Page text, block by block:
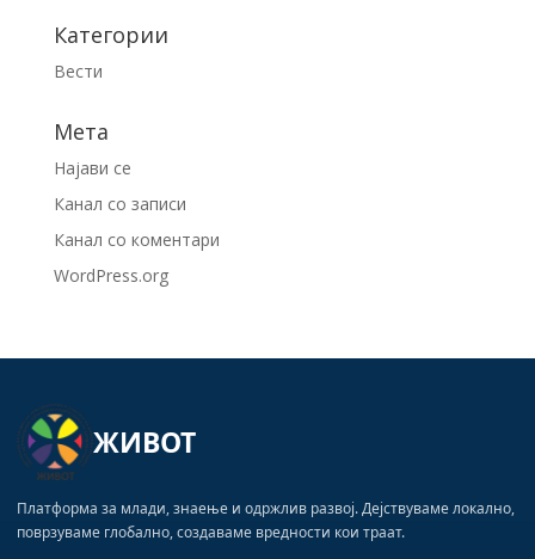
Категории
Вести
Мета
Најави се
Канал со записи
Канал со коментари
WordPress.org
ЖИВОТ
Платформа за млади, знаење и одржлив развој. Дејствуваме локално,
поврзуваме глобално, создаваме вредности кои траат.